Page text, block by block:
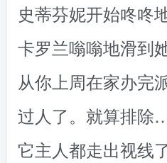
史蒂芬妮开始咚咚
卡罗兰嗡嗡地滑到
从你上周在家办完
过人了。就算排除
它主人都走出视线